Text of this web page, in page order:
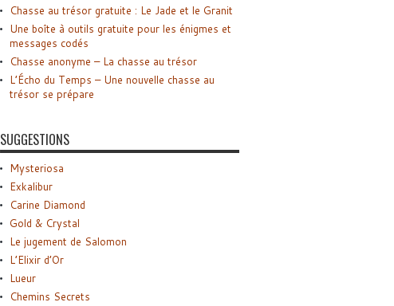
Chasse au trésor gratuite : Le Jade et le Granit
Une boîte à outils gratuite pour les énigmes et
messages codés
Chasse anonyme – La chasse au trésor
L’Écho du Temps – Une nouvelle chasse au
trésor se prépare
SUGGESTIONS
Mysteriosa
Exkalibur
Carine Diamond
Gold & Crystal
Le jugement de Salomon
L’Elixir d’Or
Lueur
Chemins Secrets